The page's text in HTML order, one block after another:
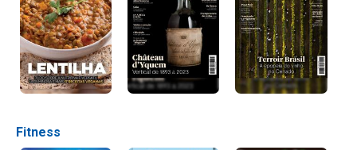
Fitness